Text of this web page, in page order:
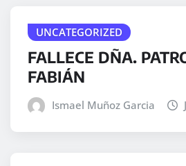
UNCATEGORIZED
FALLECE DÑA.
FABIÁN
Ismael Muñoz Garcia